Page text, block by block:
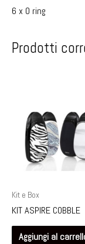
6 x O ring
Prodotti
Kit e Box
KIT ASPIRE COBBLE
Aggiungi al